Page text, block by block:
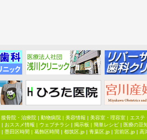
接骨院・治療院| 動物病院| 美容情報 | 美容室・理容室| エステ
| おススメ情報 | ウェブチラシ | 掲示板 | 簡単レシピ| 医療の豆
| 墨田区時間 | 葛飾区時間 | 都筑区.jp | 青葉区.jp | 宮前区.jp | 高